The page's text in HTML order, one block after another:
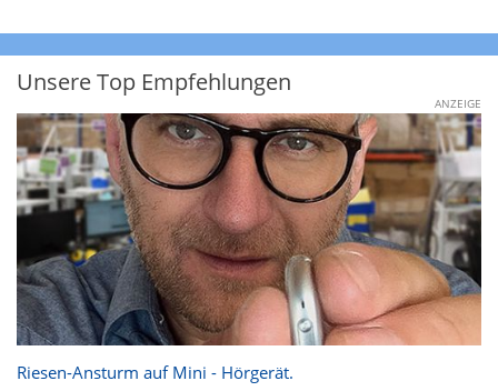
Unsere Top Empfehlungen
ANZEIGE
Riesen-Ansturm auf Mini - Hörgerät.